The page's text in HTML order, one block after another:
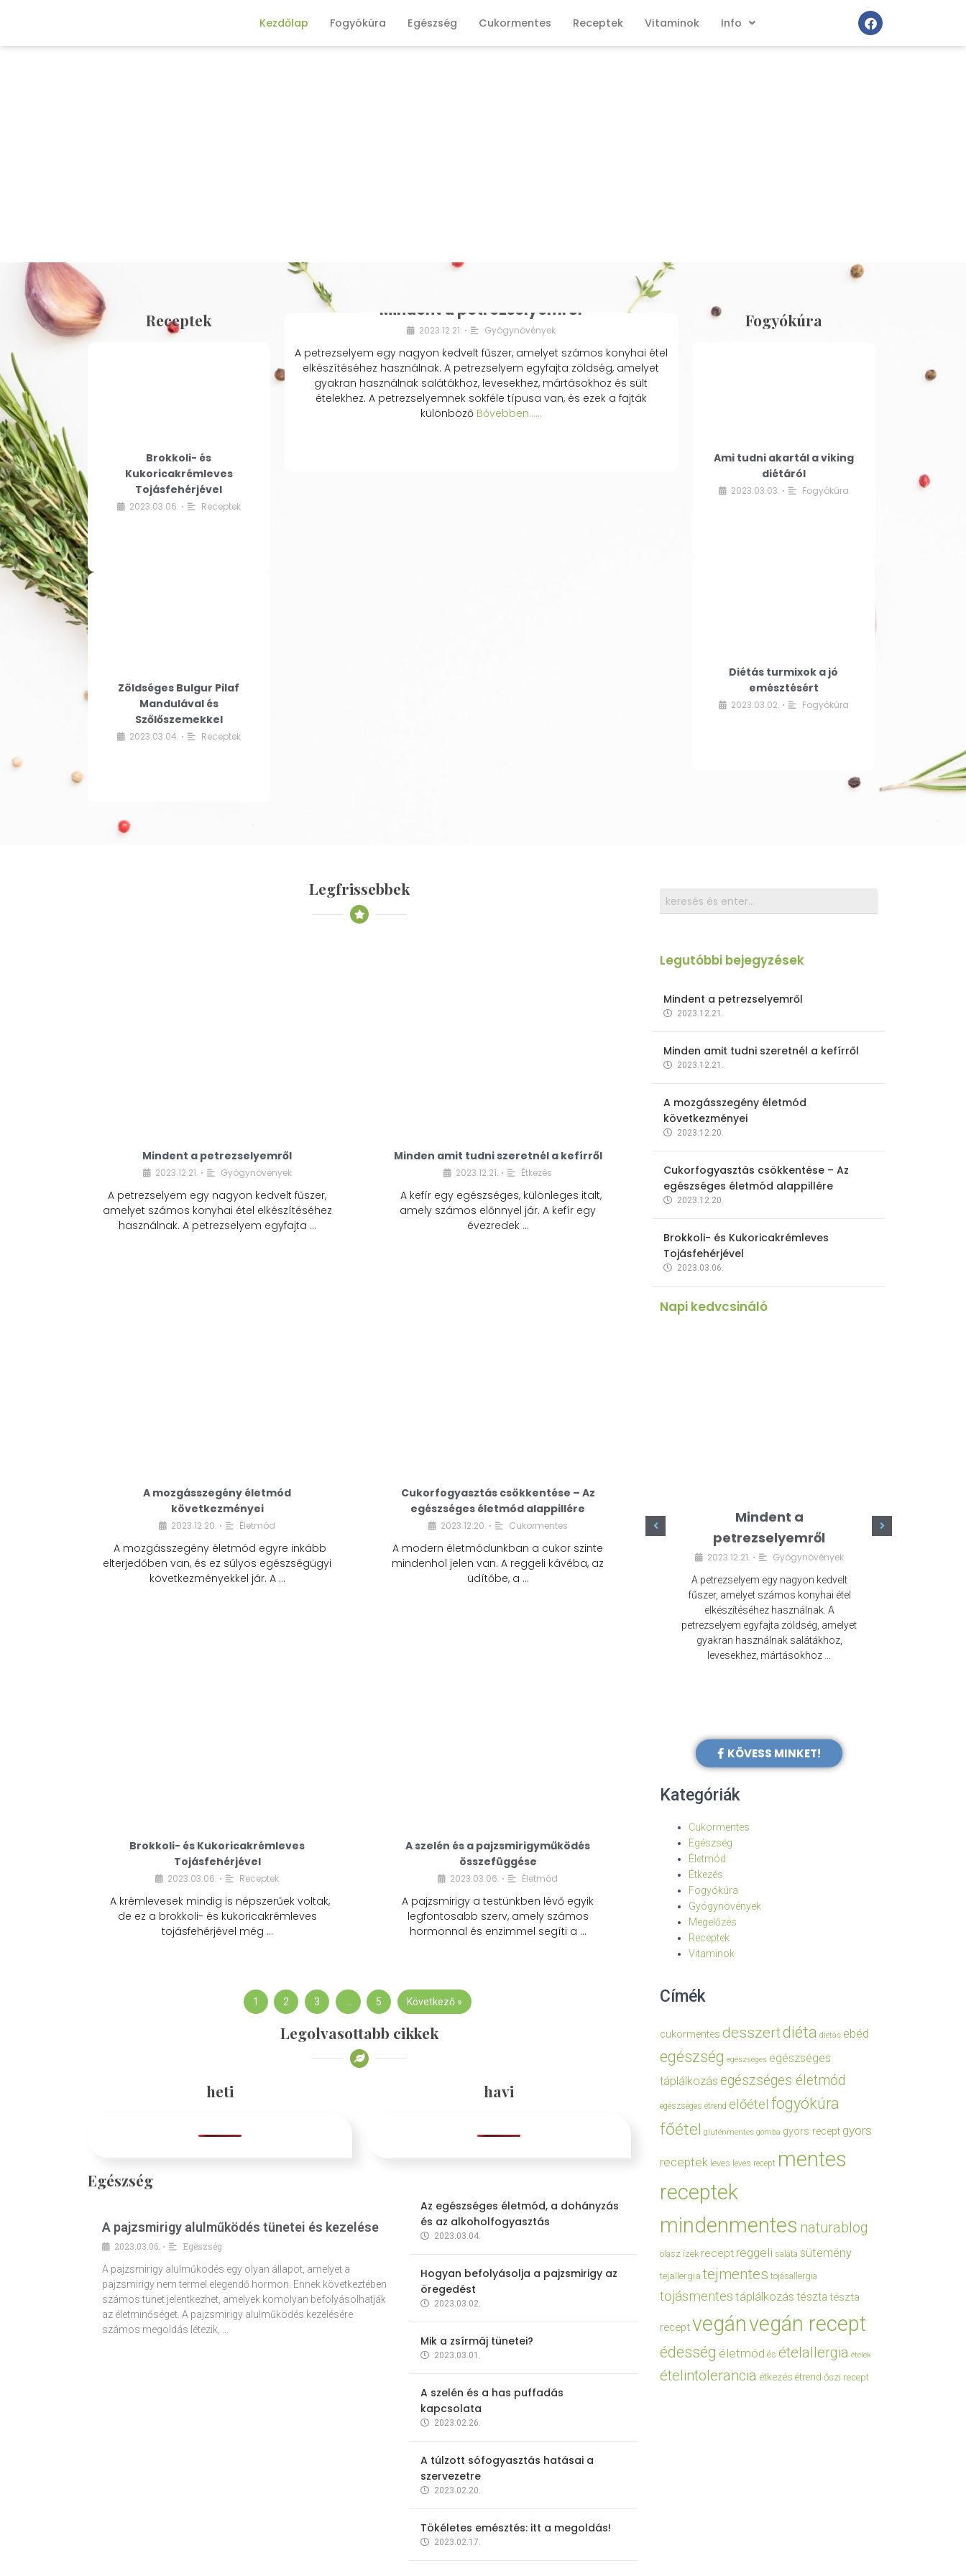
Kezdőlap Fogyókúra Egészség Cukormentes Receptek Vitaminok Info
Receptek
Brokkoli- és
Kukoricakrémleves
Tojásfehérjével
2023.03.06. • Receptek
Zöldséges Bulgur Pilaf
Mandulával és
Szőlőszemekkel
2023.03.04. • Receptek
Mindent a petrezselyemről
2023.12.21. • Gyógynövények
A petrezselyem egy nagyon kedvelt fűszer, amelyet számos konyhai étel
elkészítéséhez használnak. A petrezselyem egyfajta zöldség, amelyet
gyakran használnak salátákhoz, levesekhez, mártásokhoz és sült
ételekhez. A petrezselyemnek sokféle típusa van, és ezek a fajták
különbözőBővebben...…
Fogyókúra
Ami tudni akartál a viking
diétáról
2023.03.03. • Fogyókúra
Diétás turmixok a jó
emésztésért
2023.03.02. • Fogyókúra
Legfrissebbek
Mindent a petrezselyemről
2023.12.21. • Gyógynövények
A petrezselyem egy nagyon kedvelt fűszer,
amelyet számos konyhai étel elkészítéséhez
használnak. A petrezselyem egyfajta …
Minden amit tudni szeretnél a kefírről
2023.12.21. • Étkezés
A kefír egy egészséges, különleges italt,
amely számos előnnyel jár. A kefír egy
évezredek …
A mozgásszegény életmód
következményei
2023.12.20. • Életmód
A mozgásszegény életmód egyre inkább
elterjedőben van, és ez súlyos egészségügyi
következményekkel jár. A …
Cukorfogyasztás csökkentése – Az
egészséges életmód alappillére
2023.12.20. • Cukormentes
A modern életmódunkban a cukor szinte
mindenhol jelen van. A reggeli kávéba, az
üdítőbe, a …
Brokkoli- és Kukoricakrémleves
Tojásfehérjével
2023.03.06. • Receptek
A krémlevesek mindig is népszerűek voltak,
de ez a brokkoli- és kukoricakrémleves
tojásfehérjével még …
A szelén és a pajzsmirigyműködés
összefüggése
2023.03.06. • Életmód
A pajzsmirigy a testünkben lévő egyik
legfontosabb szerv, amely számos
hormonnal és enzimmel segíti a …
1 2 3 5 Következő »
Legolvasottabb cikkek
heti havi
Egészség
A pajzsmirigy alulműködés tünetei és kezelése
2023.03.06. •
Egészség
A pajzsmirigy alulműködés egy olyan állapot, amelyet a
pajzsmirigy nem termel elegendő hormon. Ennek következtében
számos tünet jelentkezhet, amelyek komolyan befolyásolhatják
az életminőséget. A pajzsmirigy alulműködés kezelésére
számos megoldás létezik, …
Az egészséges életmód, a dohányzás
és az alkoholfogyasztás
2023.03.04.
Hogyan befolyásolja a pajzsmirigy az
öregedést
2023.03.02.
Mik a zsírmáj tünetei?
2023.03.01.
A szelén és a has puffadás
kapcsolata
2023.02.26.
A túlzott sófogyasztás hatásai a
szervezetre
2023.02.20.
Tökéletes emésztés: itt a megoldás!
2023.02.17.
Legutóbbi bejegyzések
Mindent a petrezselyemről
2023.12.21.
Minden amit tudni szeretnél a kefírről
2023.12.21.
A mozgásszegény életmód
következményei
2023.12.20.
Cukorfogyasztás csökkentése – Az
egészséges életmód alappillére
2023.12.20.
Brokkoli- és Kukoricakrémleves
Tojásfehérjével
2023.03.06.
Napi kedvcsináló
Cukorfogyasztás
egészséges életmód
alappillére
Mindent a
petrezselyemről
2023.12.21. • Gyógynövények
A petrezselyem egy nagyon kedvelt
fűszer, amelyet számos konyhai étel
elkészítéséhez használnak. A
petrezselyem egyfajta zöldség, amelyet
gyakran használnak salátákhoz,
levesekhez, mártásokhoz …
KÖVESS MINKET!
Kategóriák
Cukormentes
Egészség
Életmód
Étkezés
Fogyókúra
Gyógynövények
Megelőzés
Receptek
Vitaminok
Címék
cukormentes desszertdiéta diétás ebéd
egészség egészséges egészséges
táplálkozás egészséges életmód
egészséges étrend előétel fogyókúra
főétel gluténmentes gomba gyors recept gyors
receptek leves leves recept mentes
receptek
mindenmentes naturablog
olasz ízek recept reggeli saláta sütemény
tejallergia tejmentes tojásallergia
tojásmentes táplálkozás tészta tészta
receptvegánvegán recept
édesség életmód és ételallergia ételek
ételintolerancia étkezés étrend őszi recept